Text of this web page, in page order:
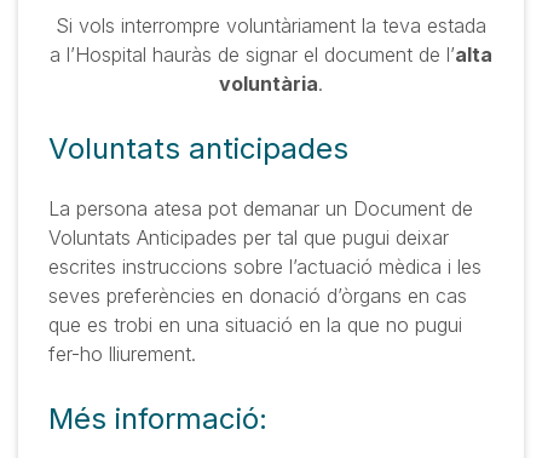
Si vols interrompre voluntàriament la teva estada
a l’Hospital hauràs de signar el document de l’alta
voluntària.
Voluntats anticipades
La persona atesa pot demanar un Document de
Voluntats Anticipades per tal que pugui deixar
escrites instruccions sobre l’actuació mèdica i les
seves preferències en donació d’òrgans en cas
que es trobi en una situació en la que no pugui
fer-ho lliurement.
Més informació: